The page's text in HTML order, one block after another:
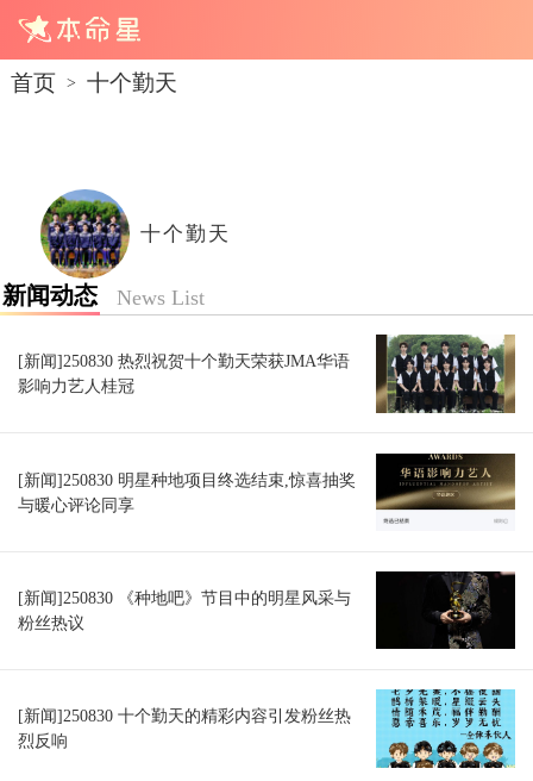
首页 > 十个勤天
十个勤天
新闻动态 News List
[新闻]250830 热烈祝贺十个勤天荣获JMA华语
影响力艺人桂冠
[新闻]250830 明星种地项目终选结束,惊喜抽奖
与暖心评论同享
[新闻]250830 《种地吧》节目中的明星风采与
粉丝热议
[新闻]250830 十个勤天的精彩内容引发粉丝热
烈反响